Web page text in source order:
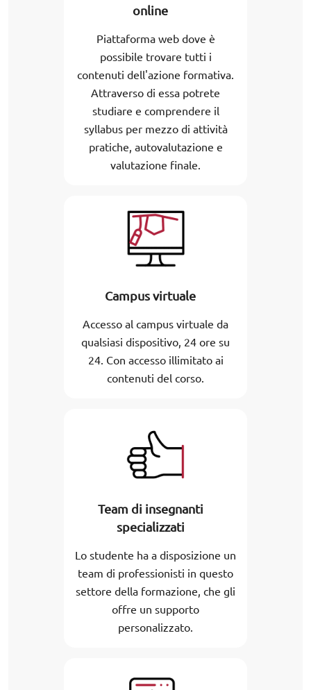
online
Piattaforma web dove è
possibile trovare tutti i
contenuti dell'azione formativa.
Attraverso di essa potrete
studiare e comprendere il
syllabus per mezzo di attività
pratiche, autovalutazione e
valutazione finale.
Campus virtuale
Accesso al campus virtuale da
qualsiasi dispositivo, 24 ore su
24. Con accesso illimitato ai
contenuti del corso.
Team di insegnanti
specializzati
Lo studente ha a disposizione un
team di professionisti in questo
settore della formazione, che gli
offre un supporto
personalizzato.